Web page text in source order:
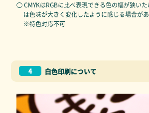
◯ CMYKはRGBに比べ表現できる色の幅が狭い
は色味が大きく変化したように感じる場合があ
※特色対応不可
4 白色印刷について